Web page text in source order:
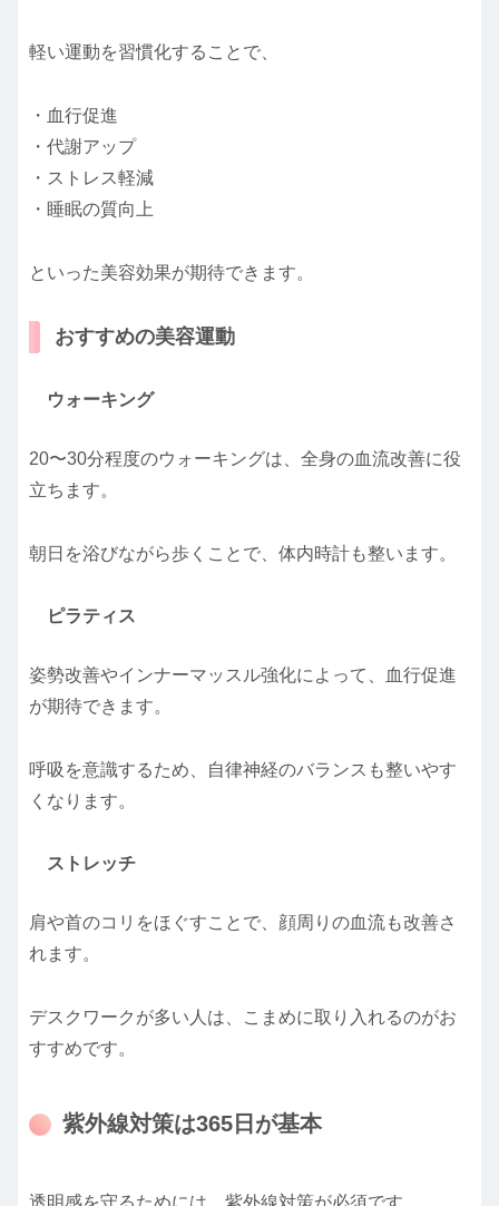
軽い運動を習慣化することで、
・血行促進
・代謝アップ
・ストレス軽減
・睡眠の質向上
といった美容効果が期待できます。
おすすめの美容運動
ウォーキング
20〜30分程度のウォーキングは、全身の血流改善に役
立ちます。
朝日を浴びながら歩くことで、体内時計も整います。
ピラティス
姿勢改善やインナーマッスル強化によって、血行促進
が期待できます。
呼吸を意識するため、自律神経のバランスも整いやす
くなります。
ストレッチ
肩や首のコリをほぐすことで、顔周りの血流も改善さ
れます。
デスクワークが多い人は、こまめに取り入れるのがお
すすめです。
紫外線対策は365日が基本